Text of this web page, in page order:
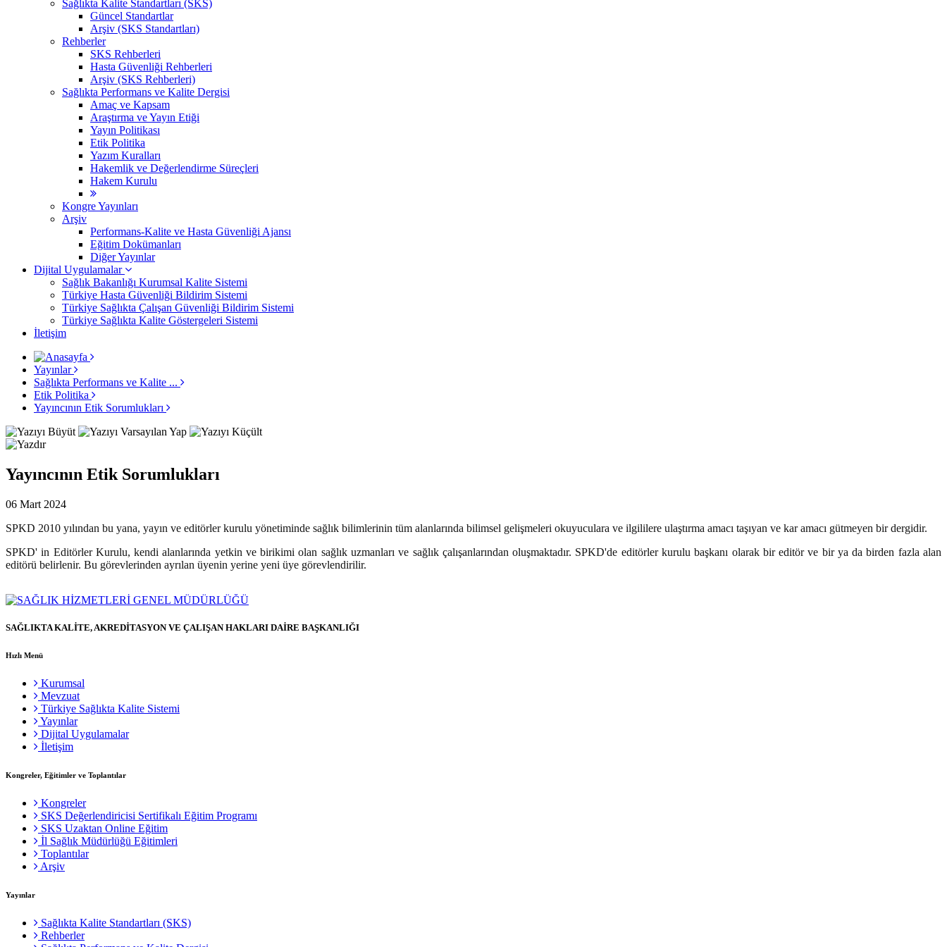
Sağlıkta Kalite Standartları (SKS)
Güncel Standartlar
Arşiv (SKS Standartları)
Rehberler
SKS Rehberleri
Hasta Güvenliği Rehberleri
Arşiv (SKS Rehberleri)
Sağlıkta Performans ve Kalite Dergisi
Amaç ve Kapsam
Araştırma ve Yayın Etiği
Yayın Politikası
Etik Politika
Yazım Kuralları
Hakemlik ve Değerlendirme Süreçleri
Hakem Kurulu
Kongre Yayınları
Arşiv
Performans-Kalite ve Hasta Güvenliği Ajansı
Eğitim Dokümanları
Diğer Yayınlar
Dijital Uygulamalar
Sağlık Bakanlığı Kurumsal Kalite Sistemi
​Türkiye Hasta Güvenliği Bildirim Sistemi
Türkiye Sağlıkta Çalışan Güvenliği Bildirim Sistemi
Türkiye Sağlıkta Kalite Göstergeleri Sistemi
İletişim
Yayınlar
Sağlıkta Performans ve Kalite ...
Etik Politika
Yayıncının Etik Sorumlukları
Yayıncının Etik Sorumlukları
06 Mart 2024
SPKD 2010 yılından bu yana, yayın ve editörler kurulu yönetiminde sağlık bilimlerinin tüm alanlarında bilimsel gelişmeleri okuyuculara ve ilgililere ulaştırma amacı taşıyan ve kar amacı gütmeyen bir dergidir.
SPKD' in Editörler Kurulu, kendi alanlarında yetkin ve birikimi olan sağlık uzmanları ve sağlık çalışanlarından oluşmaktadır. SPKD'de editörler kurulu başkanı olarak bir editör ve bir ya da birden fazla alan
editörü belirlenir. Bu görevlerinden ayrılan üyenin yerine yeni üye görevlendirilir.
SAĞLIKTA KALİTE, AKREDİTASYON VE ÇALIŞAN HAKLARI DAİRE BAŞKANLIĞI
Hızlı Menü
Kurumsal
Mevzuat
Türkiye Sağlıkta Kalite Sistemi
Yayınlar
Dijital Uygulamalar
İletişim
Kongreler, Eğitimler ve Toplantılar
Kongreler
SKS Değerlendiricisi Sertifikalı Eğitim Programı
SKS Uzaktan Online Eğitim
İl Sağlık Müdürlüğü Eğitimleri
Toplantılar
Arşiv
Yayınlar
Sağlıkta Kalite Standartları (SKS)
Rehberler